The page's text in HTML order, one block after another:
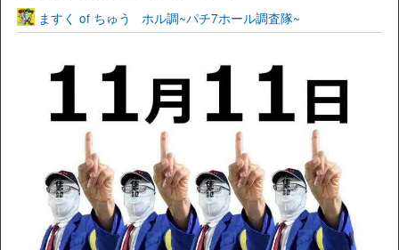
ますく of ちゅう ホル調~パチ7ホール調査隊~